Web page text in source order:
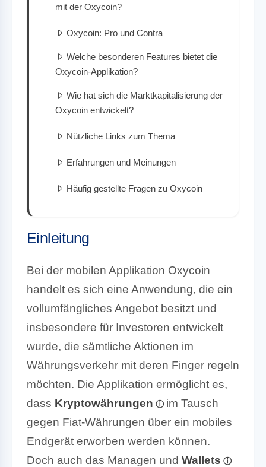
mit der Oxycoin?
Oxycoin: Pro und Contra
Welche besonderen Features bietet die
Oxycoin-Applikation?
Wie hat sich die Marktkapitalisierung der
Oxycoin entwickelt?
Nützliche Links zum Thema
Erfahrungen und Meinungen
Häufig gestellte Fragen zu Oxycoin
Einleitung
Bei der mobilen Applikation Oxycoin
handelt es sich eine Anwendung, die ein
vollumfängliches Angebot besitzt und
insbesondere für Investoren entwickelt
wurde, die sämtliche Aktionen im
Währungsverkehr mit deren Finger regeln
möchten. Die Applikation ermöglicht es,
dass Kryptowährungen
im Tausch
gegen Fiat-Währungen über ein mobiles
Endgerät erworben werden können.
Doch auch das Managen und Wallets